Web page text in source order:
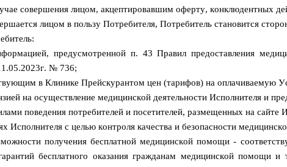
совершения лицом, акцептировавшим оферту, конклюдентных
лицом в пользу Потребителя, Потребитель становится
предусмотренной п. 43 Правил предоставления
№ 736;
в Клинике Прейскурантом цен (тарифов) на оплачиваемую
на осуществление медицинской деятельности Исполнителя и
поведения потребителей и посетителей, размещенных на сайте
с целью контроля качества и безопасности
получения бесплатной медицинской помощи -
бесплатного оказания гражданам медицинской помощи и